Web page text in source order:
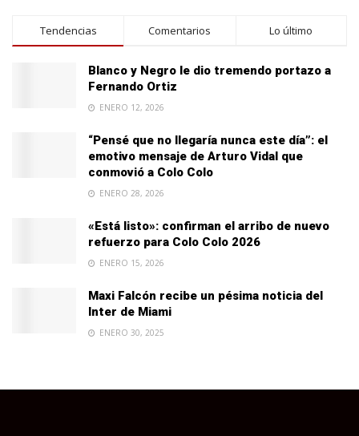
Tendencias Comentarios Lo último
Blanco y Negro le dio tremendo portazo a
Fernando Ortiz
ENERO 12, 2026
“Pensé que no llegaría nunca este día”: el
emotivo mensaje de Arturo Vidal que
conmovió a Colo Colo
ENERO 28, 2026
«Está listo»: confirman el arribo de nuevo
refuerzo para Colo Colo 2026
ENERO 15, 2026
Maxi Falcón recibe un pésima noticia del
Inter de Miami
ENERO 30, 2025